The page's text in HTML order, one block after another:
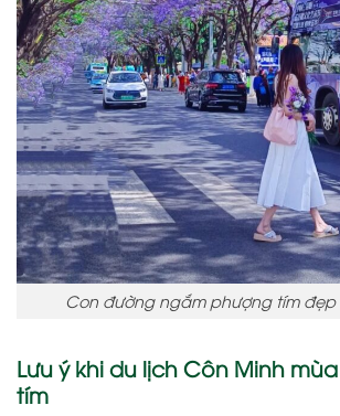
Con đường ngắm phượng tím đẹp
Lưu ý khi du lịch Côn Minh
tím